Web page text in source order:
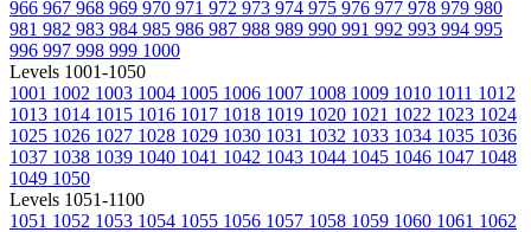
966 967 968 969 970 971 972 973 974 975 976 977 978 979 980
981 982 983 984 985 986 987 988 989 990 991 992 993 994 995
996 997 998 999 1000
Levels 1001-1050
1001 1002 1003 1004 1005 1006 1007 1008 1009 1010 1011 1012
1013 1014 1015 1016 1017 1018 1019 1020 1021 1022 1023 1024
1025 1026 1027 1028 1029 1030 1031 1032 1033 1034 1035 1036
1037 1038 1039 1040 1041 1042 1043 1044 1045 1046 1047 1048
1049 1050
Levels 1051-1100
1051 1052 1053 1054 1055 1056 1057 1058 1059 1060 1061 1062